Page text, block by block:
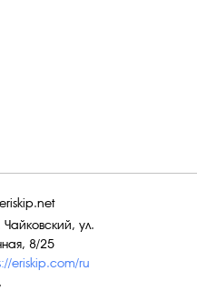
eriskip.com/ru
ул.
8/25